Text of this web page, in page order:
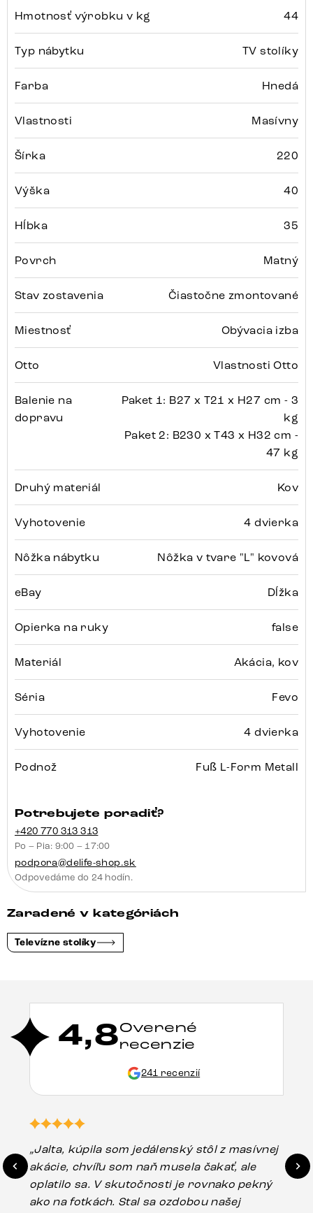
Hmotnosť výrobku v kg 44
Typ nábytku TV stolíky
Farba Hnedá
Vlastnosti Masívny
Šírka 220
Výška 40
Hĺbka 35
Povrch Matný
Stav zostavenia Čiastočne zmontované
Miestnosť Obývacia izba
Otto Vlastnosti Otto
Balenie na
dopravu
Paket 1: B27 x T21 x H27 cm - 3
kg
Paket 2: B230 x T43 x H32 cm -
47 kg
Druhý materiál Kov
Vyhotovenie 4 dvierka
Nôžka nábytku Nôžka v tvare "L" kovová
eBay Dĺžka
Opierka na ruky false
Materiál Akácia, kov
Séria Fevo
Vyhotovenie 4 dvierka
Podnož Fuß L-Form Metall
Potrebujete poradiť?
+420 770 313 313
Po – Pia: 9:00 – 17:00
podpora@delife-shop.sk
Odpovedáme do 24 hodín.
Zaradené v kategóriách
Televízne stolíky
4,8Overené
recenzie
241 recenzií
„Jalta, kúpila som jedálenský stôl z masívnej
akácie, chvíľu som naň musela čakať, ale
oplatilo sa. V skutočnosti je rovnako pekný
ako na fotkách. Stal sa ozdobou našej